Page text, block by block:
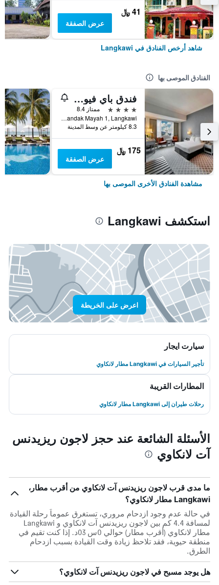
41 ﷼
عرض الصفقة
شاهد أرخص الفنادق في Langkawi
الفنادق الموصى بها
فندق باي فيو لانكاوي
4 نجوم
ممتاز 8.4
Jalan Pandak Mayah 1, Langkawi, ماليزيا
8.3 كيلومتر عن وسط المدينة
175 ﷼
عرض الصفقة
مشاهدة الفنادق الأخرى الموصى بها
استكشف Langkawi
اعرض على الخريطة
سيارت ايجار
تأجير السيارات في Langkawi مطار لانكاوي
المطارات القريبة
رحلات طيران إلى Langkawi مطار لانكاوي
الأسئلة الشائعة عند حجز لاجون ريزيدنس
آت لانكاوي
ما مدى قرب لاجون ريزيدنس آت لانكاوي من أقرب مطار،
Langkawi مطار لانكاوي؟
في حالة عدم وجود ازدحام مروري، تستغرق عموماً رحلة القيادة
لمسافة 4.4 كم بين لاجون ريزيدنس آت لانكاوي و Langkawi
مطار لانكاوي (أقرب مطار) حوالي 0س 03د. إذا كنت تقيم في
منطقة حيوية، فقد تلاحظ زيادة وقت القيادة بسبب ازدحام
الطرق.
هل يوجد مسبح في لاجون ريزيدنس آت لانكاوي؟